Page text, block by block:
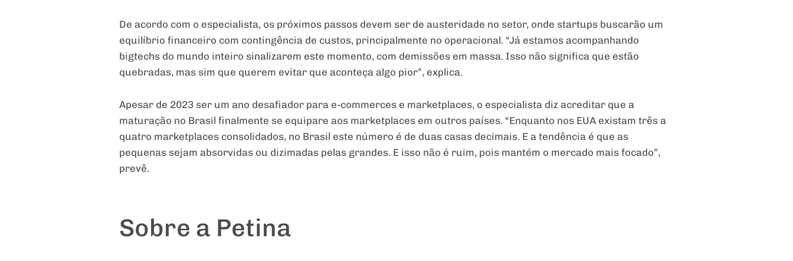
De acordo com o especialista, os próximos passos devem ser de austeridade no setor, onde startups buscarão um
equilíbrio financeiro com contingência de custos, principalmente no operacional. “Já estamos acompanhando
bigtechs do mundo inteiro sinalizarem este momento, com demissões em massa. Isso não significa que estão
quebradas, mas sim que querem evitar que aconteça algo pior”, explica.
Apesar de 2023 ser um ano desafiador para e-commerces e marketplaces, o especialista diz acreditar que a
maturação no Brasil finalmente se equipare aos marketplaces em outros países. “Enquanto nos EUA existam três a
quatro marketplaces consolidados, no Brasil este número é de duas casas decimais. E a tendência é que as
pequenas sejam absorvidas ou dizimadas pelas grandes. E isso não é ruim, pois mantém o mercado mais focado”,
prevê.
Sobre a Petina